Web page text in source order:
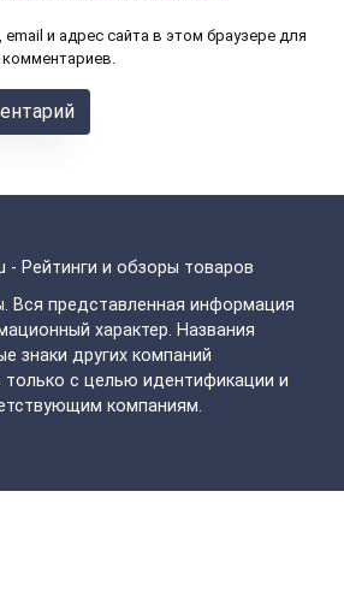
и адрес сайта в этом браузере для
- Рейтинги и обзоры товаров
Вся представленная информация
характер. Названия
знаки других компаний
только с целью идентификации и
компаниям.